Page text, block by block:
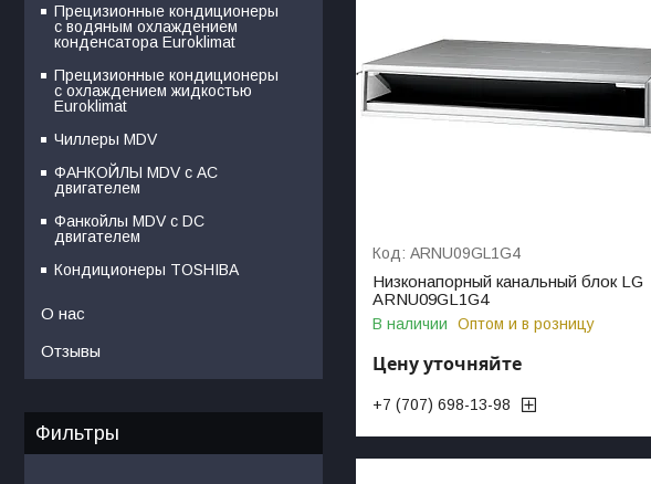
ARNU09GL1G4
Низконапорный канальный блок LG
ARNU09GL1G4
В наличии Оптом и в розницу
Цену уточняйте
+7 (707) 698-13-98
Прецизионные кондиционеры
с водяным охлаждением
конденсатора Euroklimat
Прецизионные кондиционеры
с охлаждением жидкостью
Euroklimat
Чиллеры MDV
ФАНКОЙЛЫ MDV с АС
двигателем
Фанкойлы MDV c DC
двигателем
Кондиционеры TOSHIBA
О нас
Отзывы
Фильтры